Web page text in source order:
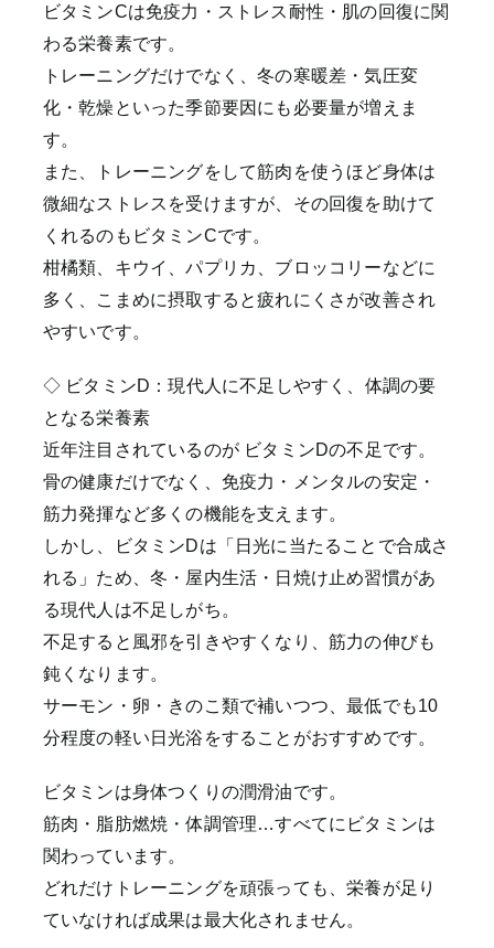
ビタミンCは免疫力・ストレス耐性・肌の回復に関
わる栄養素です。
トレーニングだけでなく、冬の寒暖差・気圧変
化・乾燥といった季節要因にも必要量が増えま
す。
また、トレーニングをして筋肉を使うほど身体は
微細なストレスを受けますが、その回復を助けて
くれるのもビタミンCです。
柑橘類、キウイ、パプリカ、ブロッコリーなどに
多く、こまめに摂取すると疲れにくさが改善され
やすいです。
◇ ビタミンD：現代人に不足しやすく、体調の要
となる栄養素
近年注目されているのが ビタミンDの不足です。
骨の健康だけでなく、免疫力・メンタルの安定・
筋力発揮など多くの機能を支えます。
しかし、ビタミンDは「日光に当たることで合成さ
れる」ため、冬・屋内生活・日焼け止め習慣があ
る現代人は不足しがち。
不足すると風邪を引きやすくなり、筋力の伸びも
鈍くなります。
サーモン・卵・きのこ類で補いつつ、最低でも10
分程度の軽い日光浴をすることがおすすめです。
ビタミンは身体つくりの潤滑油です。
筋肉・脂肪燃焼・体調管理…すべてにビタミンは
関わっています。
どれだけトレーニングを頑張っても、栄養が足り
ていなければ成果は最大化されません。